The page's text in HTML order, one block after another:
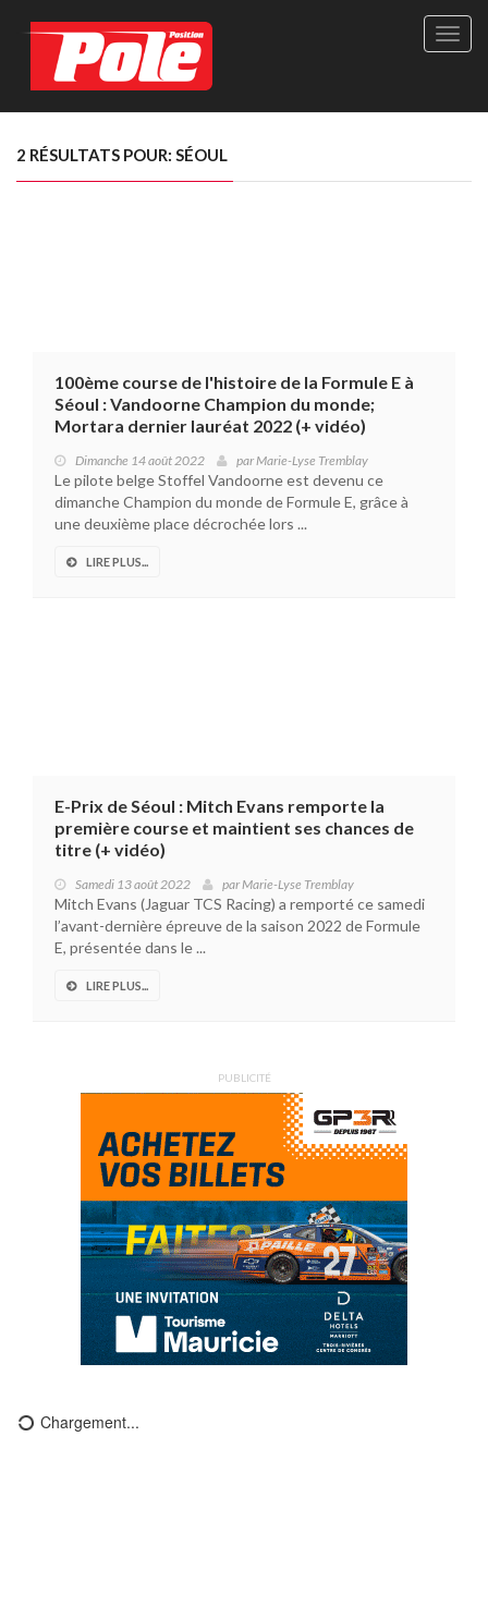
Site
Le
2 RÉSULTATS POUR: SÉOUL
100ème course de l'histoire de la Formule E à
Séoul : Vandoorne Champion du monde;
Mortara dernier lauréat 2022 (+ vidéo)
Dimanche 14 août 2022 parMarie-Lyse Tremblay
Le pilote belge Stoffel Vandoorne est devenu ce
dimanche Champion du monde de Formule E, grâce à
une deuxième place décrochée lors ...
LIRE PLUS...
E-Prix de Séoul : Mitch Evans remporte la
première course et maintient ses chances de
titre (+ vidéo)
Samedi 13 août 2022 parMarie-Lyse Tremblay
Mitch Evans (Jaguar TCS Racing) a remporté ce samedi
l’avant-dernière épreuve de la saison 2022 de Formule
E, présentée dans le ...
LIRE PLUS...
PUBLICITÉ
Chargement...